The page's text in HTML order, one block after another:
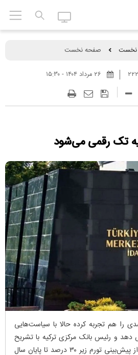
نخست صفحه نخست
نرخ تورم ۸۰ درصدی را هم تجربه کرده حالا با سیاست‌هایی
دهد و رئیس بانک مرکزی ترکیه با تشریح
داده‌های تورمی این کشور از پیش‌بینی تورم زیر ۳۰ درصد تا پایان سال